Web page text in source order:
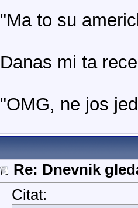
"Ma to su
Danas mi ta
"OMG, ne jos
Re: Dnevnik
Citat: